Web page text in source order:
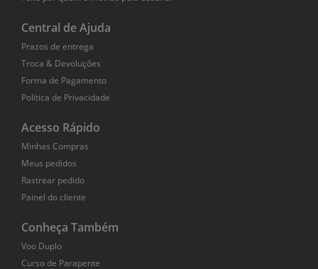
Central de Ajuda
Prazos de entrega
Troca & Devoluções
Forma de Pagamento
Política de Privacidade
Acesso Rápido
Minhas Compras
Meus pedidos
Rastrear pedido
Painel do cliente
Conheça Também
Voo Duplo
Curso de Parapente